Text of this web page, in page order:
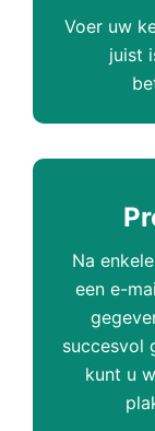
Voer uw
juist
Na
een e-
succesvol
kunt u